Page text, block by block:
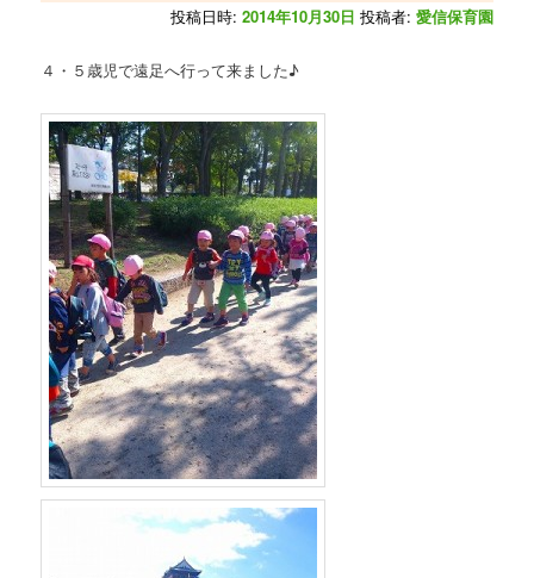
投稿日時: 2014年10月30日 投稿者: 愛信保育園
４・５歳児で遠足へ行って来ました♪